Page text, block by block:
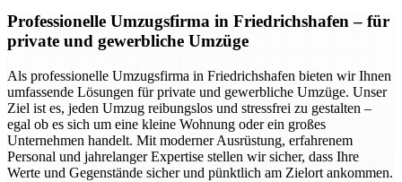
Professionelle Umzugsfirma in Friedrichshafen – für
private und gewerbliche Umzüge
Als professionelle Umzugsfirma in Friedrichshafen bieten wir Ihnen
umfassende Lösungen für private und gewerbliche Umzüge. Unser
Ziel ist es, jeden Umzug reibungslos und stressfrei zu gestalten –
egal ob es sich um eine kleine Wohnung oder ein großes
Unternehmen handelt. Mit moderner Ausrüstung, erfahrenem
Personal und jahrelanger Expertise stellen wir sicher, dass Ihre
Werte und Gegenstände sicher und pünktlich am Zielort ankommen.